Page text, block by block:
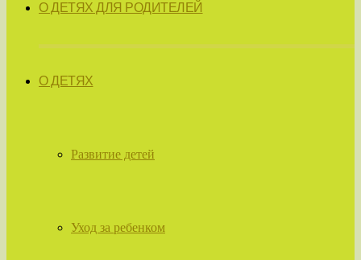
О ДЕТЯХ ДЛЯ РОДИТЕЛЕЙ
О ДЕТЯХ
Развитие детей
Уход за ребенком